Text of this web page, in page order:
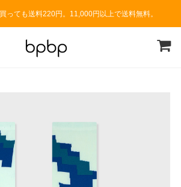
っても送料220円。11,000円以上で送料無料。